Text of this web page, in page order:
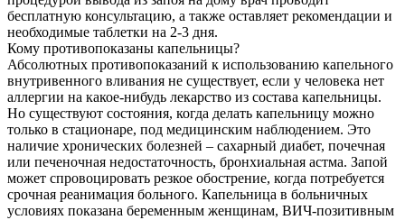
бесплатную консультацию, а также оставляет рекомендации и
необходимые таблетки на 2-3 дня.
Кому противопоказаны капельницы?
Абсолютных противопоказаний к использованию капельного
внутривенного вливания не существует, если у человека нет
аллергии на какое-нибудь лекарство из состава капельницы.
Но существуют состояния, когда делать капельницу можно
только в стационаре, под медицинским наблюдением. Это
наличие хронических болезней – сахарный диабет, почечная
или печеночная недостаточность, бронхиальная астма. Запой
может спровоцировать резкое обострение, когда потребуется
срочная реанимация больного. Капельница в больничных
условиях показана беременным женщинам, ВИЧ-позитивным